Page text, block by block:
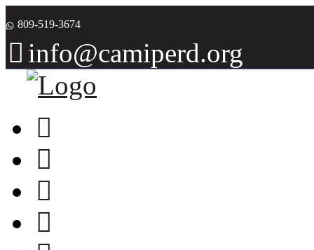
809-519-3674
info@camiperd.org